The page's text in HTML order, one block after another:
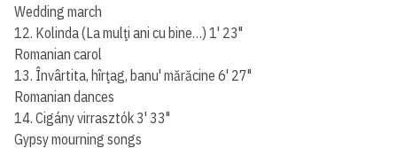
Wedding march
12. Kolinda (La mulţi ani cu bine…) 1' 23"
Romanian carol
13. Învârtita, hîrţag, banu' mărăcine 6' 27"
Romanian dances
14. Cigány virrasztók 3' 33"
Gypsy mourning songs